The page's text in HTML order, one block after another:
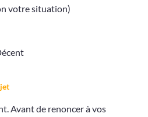
votre situation)
Avant de renoncer à vos